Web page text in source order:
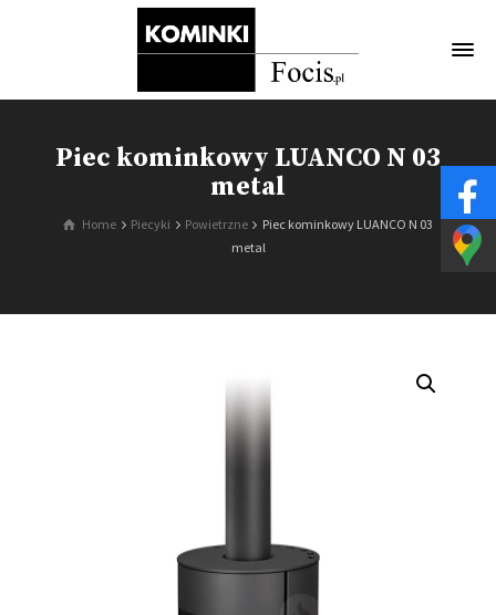
Piec kominkowy LUANCO N 03
metal
Home Piecyki Powietrzne
Piec kominkowy LUANCO N 03
metal